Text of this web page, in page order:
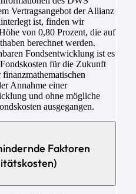
Vertragsangebot der Allianz
ist, finden wir
von 0,80 Prozent, die auf
berechnet werden.
Fondsentwicklung ist es
für die Zukunft
Annahme einer
und ohne mögliche
ausgegangen.
Faktoren